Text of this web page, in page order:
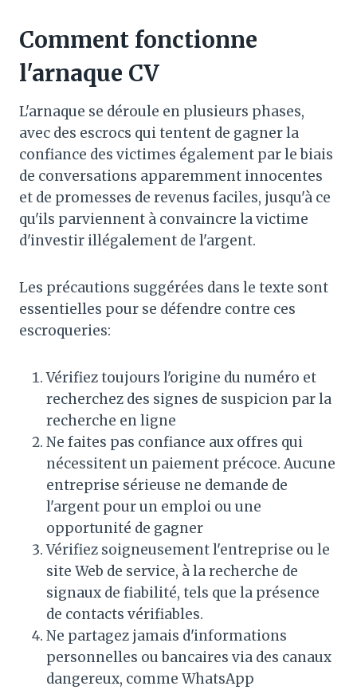
Comment fonctionne
l'arnaque CV
L'arnaque se déroule en plusieurs phases,
avec des escrocs qui tentent de gagner la
confiance des victimes également par le biais
de conversations apparemment innocentes
et de promesses de revenus faciles, jusqu'à ce
qu'ils parviennent à convaincre la victime
d'investir illégalement de l'argent.
Les précautions suggérées dans le texte sont
essentielles pour se défendre contre ces
escroqueries:
Vérifiez toujours l'origine du numéro et
recherchez des signes de suspicion par la
recherche en ligne
Ne faites pas confiance aux offres qui
nécessitent un paiement précoce. Aucune
entreprise sérieuse ne demande de
l'argent pour un emploi ou une
opportunité de gagner
Vérifiez soigneusement l'entreprise ou le
site Web de service, à la recherche de
signaux de fiabilité, tels que la présence
de contacts vérifiables.
Ne partagez jamais d'informations
personnelles ou bancaires via des canaux
dangereux, comme WhatsApp